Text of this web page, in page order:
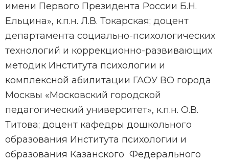
имени Первого Президента России Б.Н.
Ельцина», к.п.н. Л.В. Токарская; доцент
департамента социально-психологических
технологий и коррекционно-развивающих
методик Института психологии и
комплексной абилитации ГАОУ ВО города
Москвы «Московский городской
педагогический университет», к.п.н. О.В.
Титова; доцент кафедры дошкольного
образования Института психологии и
образования Казанского Федерального